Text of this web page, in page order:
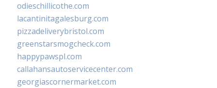
odieschillicothe.com
lacantinitagalesburg.com
pizzadeliverybristol.com
greenstarsmogcheck.com
happypawspl.com
callahansautoservicecenter.com
georgiascornermarket.com